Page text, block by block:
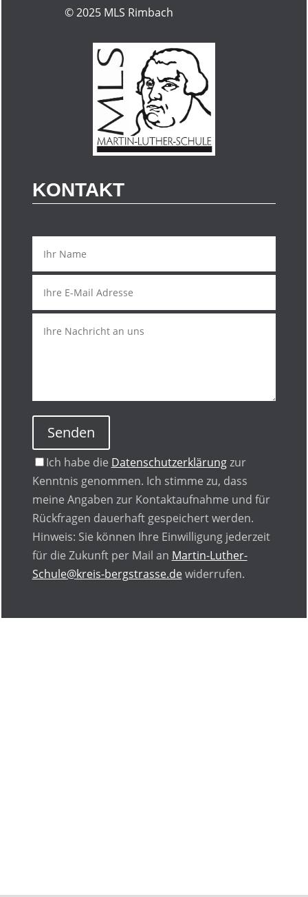
© 2025MLS Rimbach
KONTAKT
Senden
Ich habe die Datenschutzerklärungzur
Kenntnis genommen. Ich stimme zu, dass
meine Angaben zur Kontaktaufnahme und für
Rückfragen dauerhaft gespeichert werden.
Hinweis: Sie können Ihre Einwilligung jederzeit
für die Zukunft per Mail an Martin-Luther-
Schule@kreis-bergstrasse.dewiderrufen.